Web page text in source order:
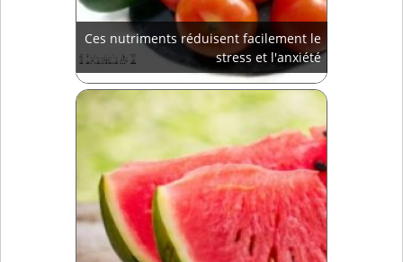
Ces nutriments réduisent facilement le
stress et l'anxiété